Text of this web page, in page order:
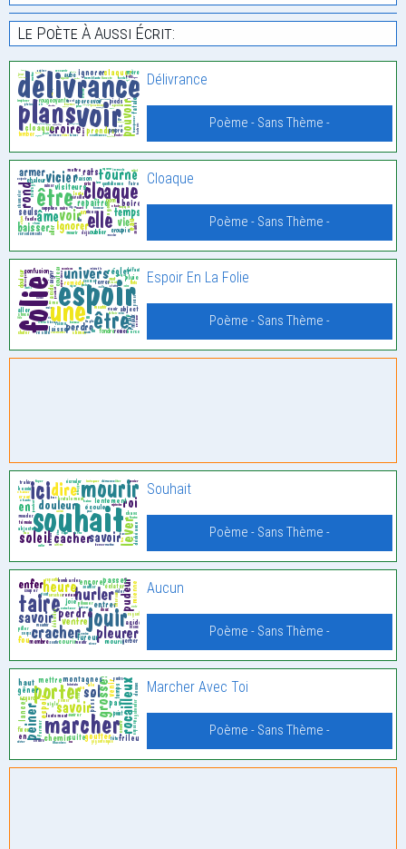
Le Poète À Aussi Écrit:
Délivrance
Poème - Sans Thème -
Cloaque
Poème - Sans Thème -
Espoir En La Folie
Poème - Sans Thème -
Souhait
Poème - Sans Thème -
Aucun
Poème - Sans Thème -
Marcher Avec Toi
Poème - Sans Thème -